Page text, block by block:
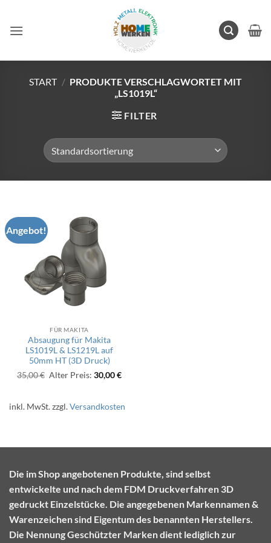
springen
START / PRODUKTE VERSCHLAGWORTET MIT
„LS1019L“
FILTER
Angebot!
FÜR MAKITA
Absaugung für Makita
LS1019L & LS1219L auf
50mm HT (3D Druck)
35,00€ Ursprünglicher
Alter Preis: 30,00€Aktueller
inkl. MwSt.zzgl.Versandkosten
Die im Shop angebotenen Produkte, sind selbst
entwickelte und nach dem FDM Druckverfahren 3D
gedruckt Einzelstücke. Die angegebenen Markennamen &
Warenzeichen sind Eigentum des benannten Herstellers.
Die Nennung Geschützter Marken dient lediglich zur